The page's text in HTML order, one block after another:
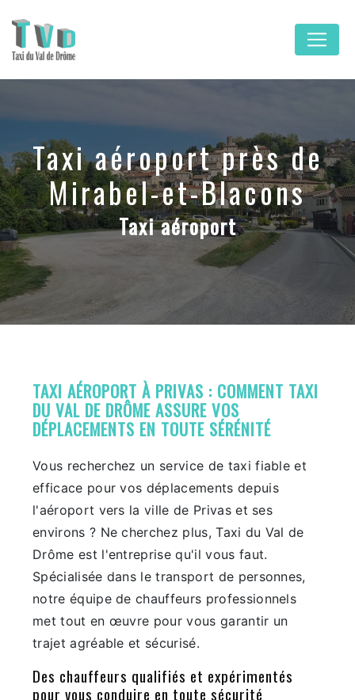
Taxi aéroport près de
Mirabel-et-Blacons
Taxi aéroport
TAXI AÉROPORT À PRIVAS : COMMENT TAXI
DU VAL DE DRÔME ASSURE VOS
DÉPLACEMENTS EN TOUTE SÉRÉNITÉ
Vous recherchez un service de taxi fiable et
efficace pour vos déplacements depuis
l'aéroport vers la ville de Privas et ses
environs ? Ne cherchez plus, Taxi du Val de
Drôme est l'entreprise qu'il vous faut.
Spécialisée dans le transport de personnes,
notre équipe de chauffeurs professionnels
met tout en œuvre pour vous garantir un
trajet agréable et sécurisé.
Des chauffeurs qualifiés et expérimentés
pour vous conduire en toute sécurité